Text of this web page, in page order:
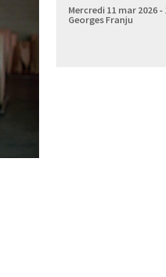
Mercredi 11 mar 2026 -
Georges Franju